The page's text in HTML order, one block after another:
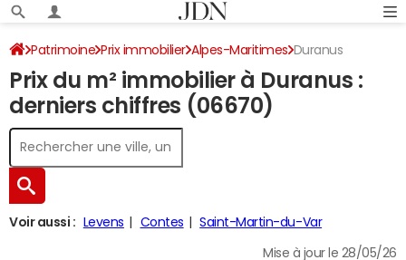
Patrimoine Prix immobilier Alpes-Maritimes Duranus
Prix du m² immobilier à Duranus :
derniers chiffres (06670)
Voir aussi : Levens Contes Saint-Martin-du-Var
Mise à jour le 28/05/26